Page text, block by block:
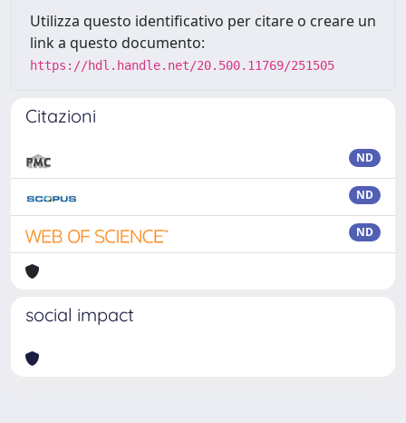
Utilizza questo identificativo per citare o creare un
link a questo documento:
https://hdl.handle.net/20.500.11769/251505
Citazioni
ND
ND
ND
social impact